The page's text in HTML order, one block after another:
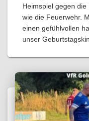
Heimspiel gegen
wie die Feuerwehr.
einen gefühlvollen
unser